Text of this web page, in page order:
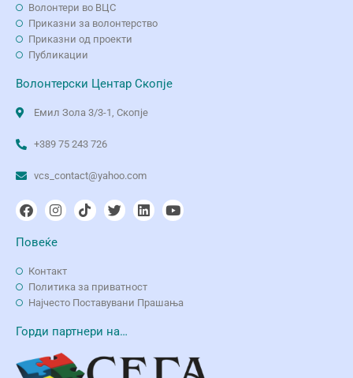
Волонтери во ВЦС
Приказни за волонтерство
Приказни од проекти
Публикации
Волонтерски Центар Скопје
Емил Зола 3/3-1, Скопје
+389 75 243 726
vcs_contact@yahoo.com
Повеќе
Контакт
Политика за приватност
Најчесто Поставувани Прашања
Горди партнери на…